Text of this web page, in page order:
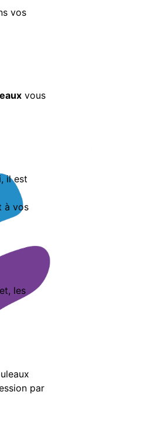
vos
vous
il est
à vos
les
par